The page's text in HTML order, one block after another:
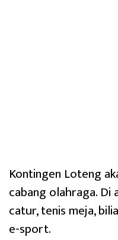
Kontingen Loteng
cabang olahraga. Di
catur, tenis meja,
e-sport.